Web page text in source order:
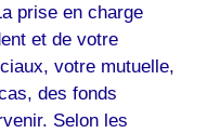
prise en charge
et de votre
votre mutuelle,
des fonds
Selon les